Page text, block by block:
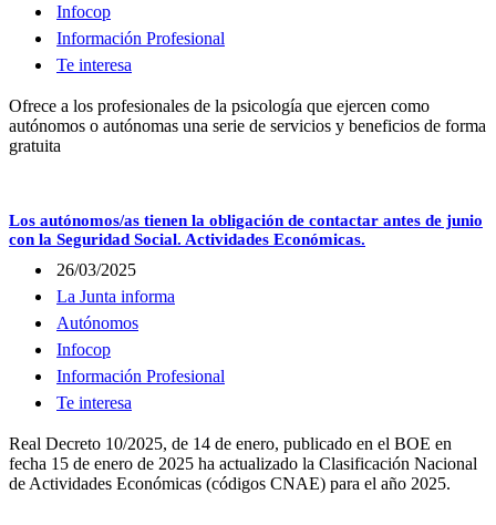
Infocop
Información Profesional
Te interesa
Ofrece a los profesionales de la psicología que ejercen como
autónomos o autónomas una serie de servicios y beneficios de forma
gratuita
Los autónomos/as tienen la obligación de contactar antes de junio
con la Seguridad Social. Actividades Económicas.
26/03/2025
La Junta informa
Autónomos
Infocop
Información Profesional
Te interesa
Real Decreto 10/2025, de 14 de enero, publicado en el BOE en
fecha 15 de enero de 2025 ha actualizado la Clasificación Nacional
de Actividades Económicas (códigos CNAE) para el año 2025.